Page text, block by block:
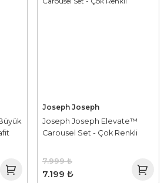
Joseph Joseph
Joseph Joseph Elevate™
Carousel Set - Çok Renkli
7.199 ₺
7.999 ₺